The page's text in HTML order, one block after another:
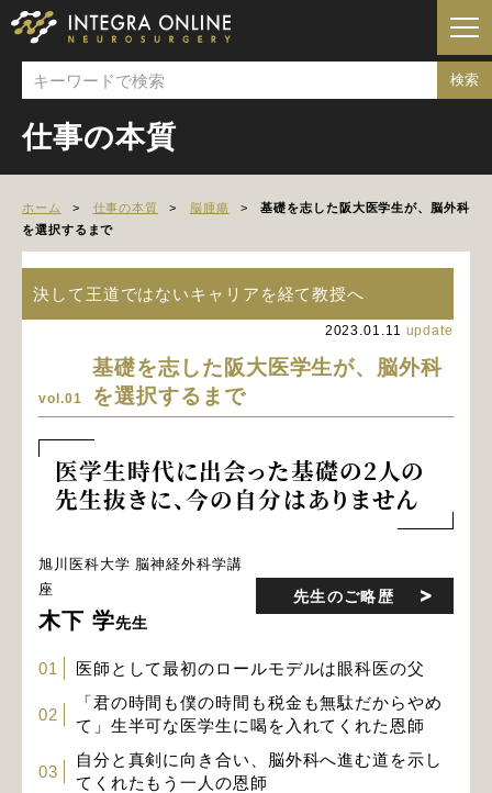
仕事の本質
ホーム 仕事の本質 脳腫瘍
基礎を志した阪大医学生が、脳外科
を選択するまで
決して王道ではないキャリアを経て教授へ
2023.01.11 update
vol.01
基礎を志した阪大医学生が、脳外科
を選択するまで
医学生時代に出会った基礎の2人の
先生抜きに、今の自分はありません
旭川医科大学 脳神経外科学講
座
木下 学先生
先生のご略歴
01 医師として最初のロールモデルは眼科医の父
02
「君の時間も僕の時間も税金も無駄だからやめ
て」生半可な医学生に喝を入れてくれた恩師
03
自分と真剣に向き合い、脳外科へ進む道を示し
てくれたもう一人の恩師